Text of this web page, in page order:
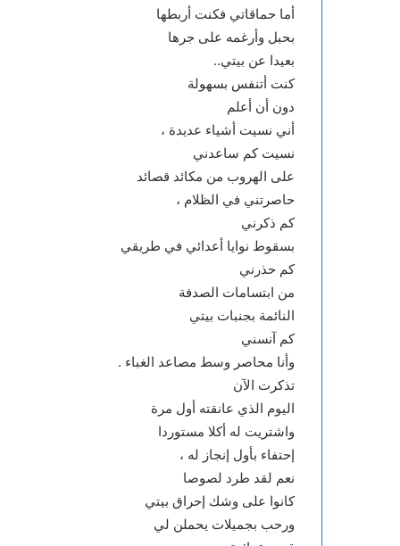
أما حماقاتي فكنت أربطها
بحبل وأرغمه على جرها
بعيدا عن بيتي..
كنت أتنفس بسهولة
دون أن أعلم
أني نسيت أشياء عديدة ،
نسيت كم ساعدني
على الهروب من مكائد قصائد
حاصرتني في الظلام ،
كم ذكرني
بسقوط نوايا أعدائي في طريقي
كم حذرني
من ابتسامات الصدفة
النائمة بجنبات بيتي
كم آنسني
وأنا محاصر وسط مصاعد الغباء .
تذكرت الآن
اليوم الذي عانقته أول مرة
واشتريت له أكلا مستوردا
إحتفاء بأول إنجاز له ،
نعم لقد طرد لصوصا
كانوا على وشك إحراق بيتي
ورحب بجميلات يحملن لي